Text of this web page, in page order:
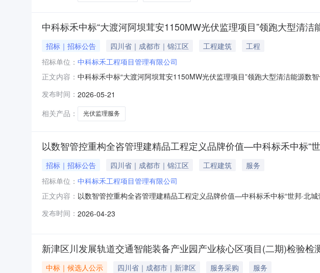
中科标禾中标“大渡河阿坝茸安1150MW光伏监理项目”领跑大型清洁
招标｜招标公告 四川省｜成都市｜锦江区 工程建筑
工程
招标单位： 中科标禾工程项目管理有限公司
正文内容： 中科标禾中标“大渡河阿坝茸安1150MW光伏监理项目”领跑大型清洁能源数
全周期、全要素、数智化管控体系，为这座四川省重点工程保驾护航，助推
茸安1150MW光伏项目”坐
发布时间： 2026-05-21
相关产品：
光伏监理服务
以数智管控重构全咨管理建精品工程定义品牌价值—中科标禾中标“
招标｜招标公告 四川省｜成都市｜锦江区 工程建筑
服务
招标单位： 中科标禾工程项目管理有限公司
正文内容： 以数智管控重构全咨管理建精品工程定义品牌价值—中科标禾中标“世邦·北
全咨领域及高原地区复杂项目管理领域实现又一重要突破，再次彰显了其以
发布时间： 2026-04-23
新津区川发展轨道交通智能装备产业园产业核心区项目(二期)检验
中标｜候选人公示 四川省｜成都市｜新津区 服务采购
服务